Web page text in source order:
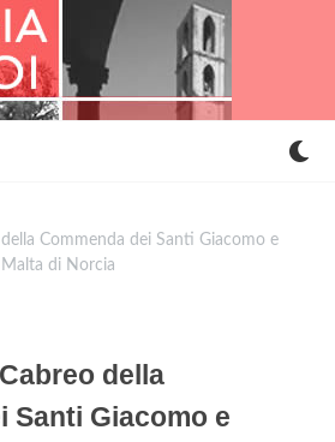
della Commenda dei Santi Giacomo e
di Norcia
della
Santi Giacomo e